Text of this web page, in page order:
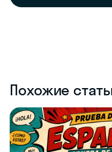
Похожие